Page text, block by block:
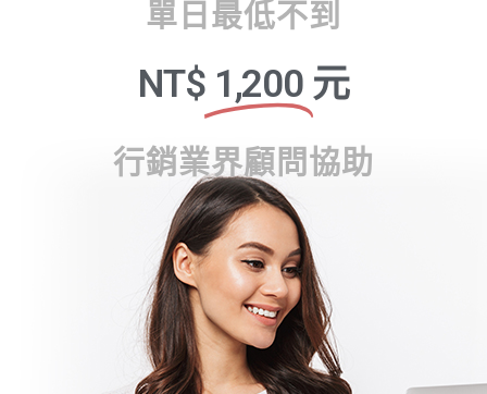
單日最低不到
NT$ 1,200 元
行銷業界顧問協助